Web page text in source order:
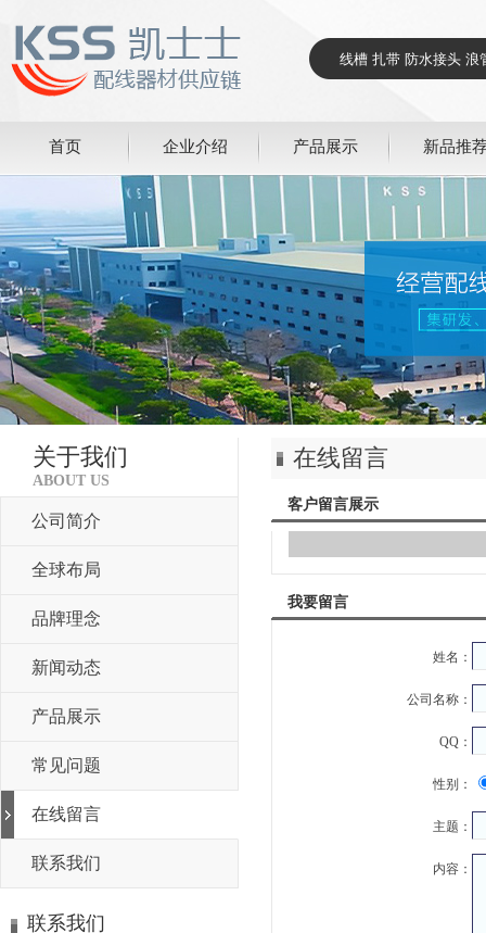
首页 企业介绍 产品展示 新品推
关于我们
ABOUT US
公司简介
全球布局
品牌理念
新闻动态
产品展示
常见问题
在线留言
联系我们
联系我们
在线留言
客户留言展示
我要留言
姓名：
公司名称：
QQ：
性别：
主题：
内容：